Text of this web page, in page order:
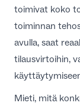
toimivat koko
toiminnan
avulla, saat
tilausvirtoihin,
Mieti, mitä